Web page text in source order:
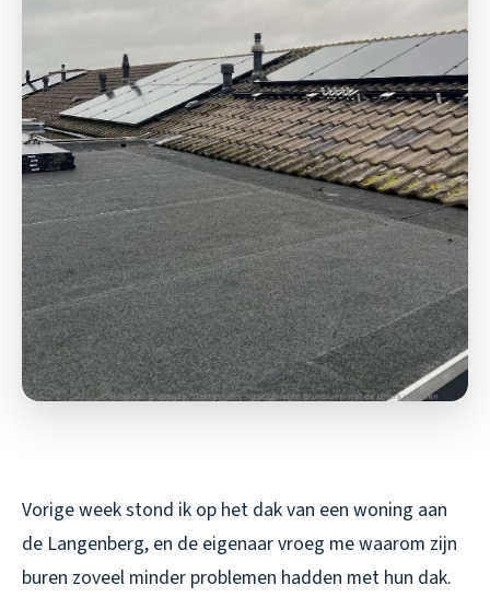
Vorige week stond ik op het dak van een woning aan
de Langenberg, en de eigenaar vroeg me waarom zijn
buren zoveel minder problemen hadden met hun dak.